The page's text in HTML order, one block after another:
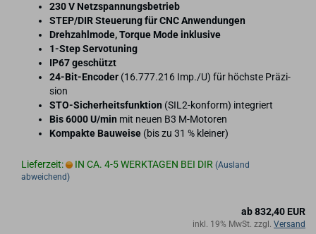
230 V Netz­span­nungs­be­trieb
STEP/DIR Steue­rung für CNC An­wen­dun­gen
Dreh­zahl­mo­de, Tor­que Mode in­klu­si­ve
1-​Step Ser­vo­tu­ning
IP67 ge­schützt
24-​Bit-Encoder (16.777.216 Imp./U) für höchs­te Prä­zi­
si­on
STO-​Sicherheitsfunktion (SIL2-​konform) in­te­griert
Bis 6000 U/min mit neuen B3 M-​Motoren
Kom­pak­te Bau­wei­se (bis zu 31 % klei­ner)
Lieferzeit: IN CA. 4-5 WERKTAGEN BEI DIR (Ausland
abweichend)
ab 832,40 EUR
inkl. 19% MwSt. zzgl. Versand